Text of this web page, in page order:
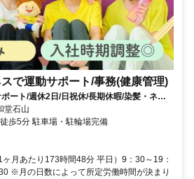
で運動サポート/事務(健康管理)
ート/週休2日/日祝休/長期休暇/染髪・ネイ
堂石山
歩5分 駐車場・駐輪場完備
月あたり173時間48分 平日）9：30～19：
※月の日数によって所定労働時間が決まり